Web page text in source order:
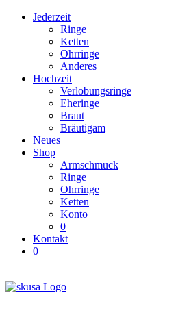
Jederzeit
Ringe
Ketten
Ohrringe
Anderes
Hochzeit
Verlobungsringe
Eheringe
Braut
Bräutigam
Neues
Shop
Armschmuck
Ringe
Ohrringe
Ketten
Konto
0
Kontakt
0